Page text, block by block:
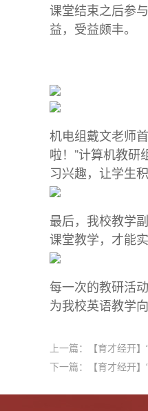
课堂结束之后参
益，受益颇丰。
机电组戴文老师
啦！”计算机教
习兴趣，让学生
最后，我校教学
课堂教学，才能
每一次的教研活
为我校英语教学
上一篇：
【育才经开
下一篇：
【育才经开